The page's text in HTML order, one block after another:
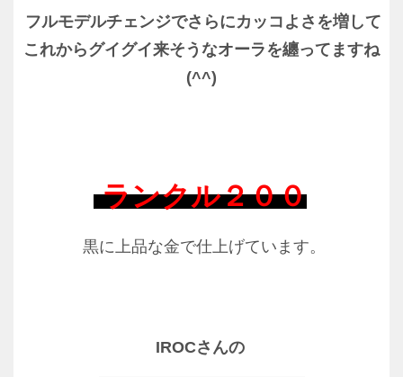
フルモデルチェンジでさらにカッコよさを増して
これからグイグイ来そうなオーラを纏ってますね
(^^)
ランクル２００
黒に上品な金で仕上げています。
IROCさんの